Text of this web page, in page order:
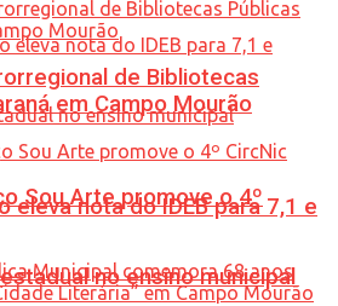
eleva nota do IDEB para 7,1 e
no ensino municipal
de Bibliotecas
em Campo Mourão
Sou Arte promove o 4º